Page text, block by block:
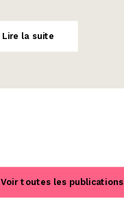
Lire la suite
Voir toutes les publications